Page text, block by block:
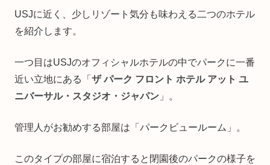
USJに近く、少しリゾート気分も味わえる二つのホテル
を紹介します。
一つ目はUSJのオフィシャルホテルの中でパークに一番
近い立地にある「 ザ パーク フロント ホテル アット ユ
ニバーサル・スタジオ・ジャパン 」。
管理人がお勧めする部屋は「パークビュールーム」。
このタイプの部屋に宿泊すると閉園後のパークの様子を